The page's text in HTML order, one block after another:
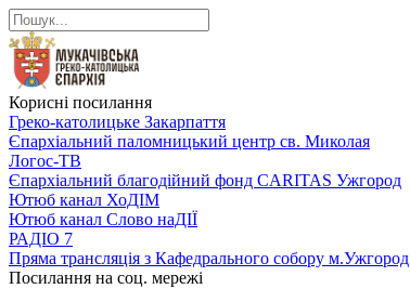
Корисні посилання
Греко-католицьке Закарпаття
Єпархіальний паломницький центр св. Миколая
Логос-ТВ
Єпархіальний благодійний фонд CARITAS Ужгород
Ютюб канал ХоДІМ
Ютюб канал Слово наДІЇ
РАДІО 7
Пряма трансляція з Кафедрального собору м.Ужгород
Посилання на соц. мережі